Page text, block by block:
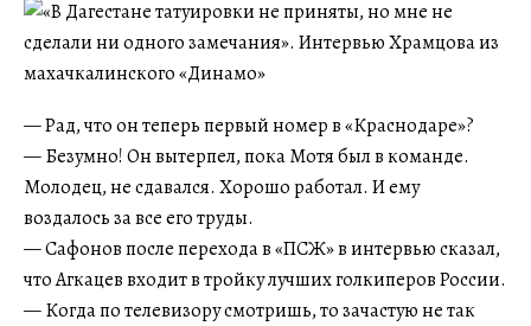
— Рад, что он теперь первый номер в «Краснодаре»?
— Безумно! Он вытерпел, пока Мотя был в команде.
Молодец, не сдавался. Хорошо работал. И ему
воздалось за все его труды.
— Сафонов после перехода в «ПСЖ» в интервью сказал,
что Агкацев входит в тройку лучших голкиперов России.
— Когда по телевизору смотришь, то зачастую не так